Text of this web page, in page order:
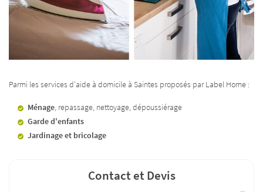
Parmi les services d'aide à domicile à Saintes proposés par Label Home :
Ménage, repassage, nettoyage, dépoussiérage
Garde d'enfants
Jardinage et bricolage
Contact et Devis